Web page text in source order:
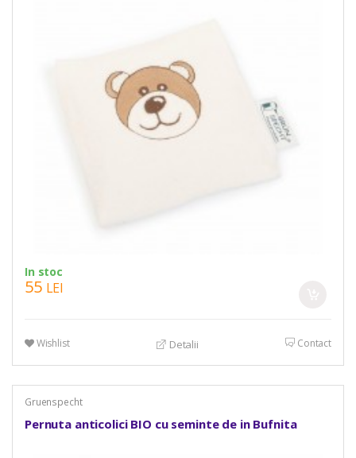
In stoc
55 LEI
Wishlist Detalii Contact
Gruenspecht
Pernuta anticolici BIO cu seminte de in Bufnita